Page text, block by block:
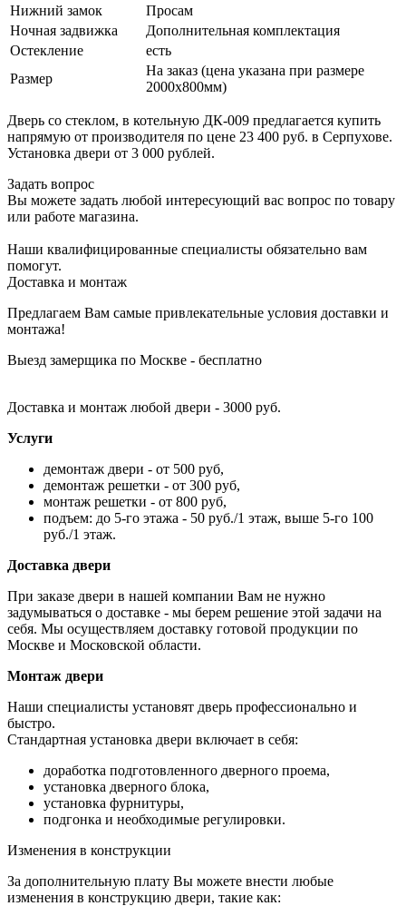
Нижний замок
Просам
Ночная задвижка
Дополнительная комплектация
Остекление
есть
Размер
На заказ (цена указана при размере
2000х800мм)
Дверь со стеклом, в котельную ДК-009 предлагается купить
напрямую от производителя по цене 23 400 руб. в Серпухове.
Установка двери от 3 000 рублей.
Задать вопрос
Вы можете задать любой интересующий вас вопрос по товару
или работе магазина.
Наши квалифицированные специалисты обязательно вам
помогут.
Доставка и монтаж
Предлагаем Вам самые привлекательные условия доставки и
монтажа!
Выезд замерщика по Москве - бесплатно
Доставка и монтаж любой двери - 3000 руб.
Услуги
демонтаж двери - от 500 руб,
демонтаж решетки - от 300 руб,
монтаж решетки - от 800 руб,
подъем: до 5-го этажа - 50 руб./1 этаж, выше 5-го 100
руб./1 этаж.
Доставка двери
При заказе двери в нашей компании Вам не нужно
задумываться о доставке - мы берем решение этой задачи на
себя. Мы осуществляем доставку готовой продукции по
Москве и Московской области.
Монтаж двери
Наши специалисты установят дверь профессионально и
быстро.
Стандартная установка двери включает в себя:
доработка подготовленного дверного проема,
установка дверного блока,
установка фурнитуры,
подгонка и необходимые регулировки.
Изменения в конструкции
За дополнительную плату Вы можете внести любые
изменения в конструкцию двери, такие как: